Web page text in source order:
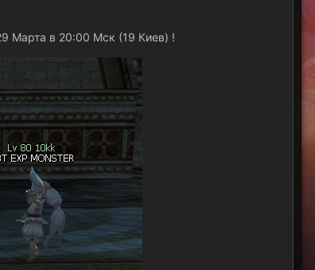
Марта в 20:00 Мск (19 Киев) !